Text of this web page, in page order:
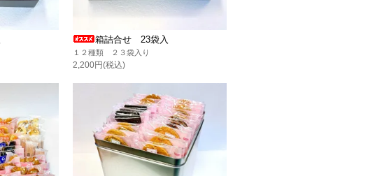
箱詰合せ 23袋入
１２種類 ２３袋入り
2,200円(税込)